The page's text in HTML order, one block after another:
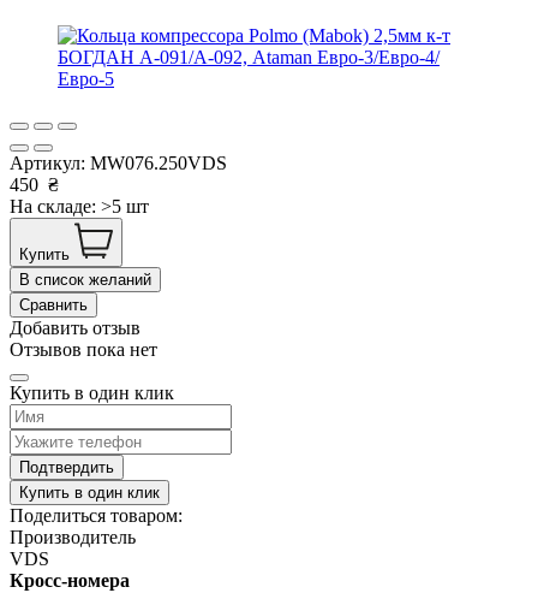
Артикул: MW076.250VDS
450 ₴
На складе: >5 шт
Купить
В список желаний
Сравнить
Добавить отзыв
Отзывов пока нет
Купить в один клик
Подтвердить
Купить в один клик
Поделиться товаром:
Производитель
VDS
Кросс-номера